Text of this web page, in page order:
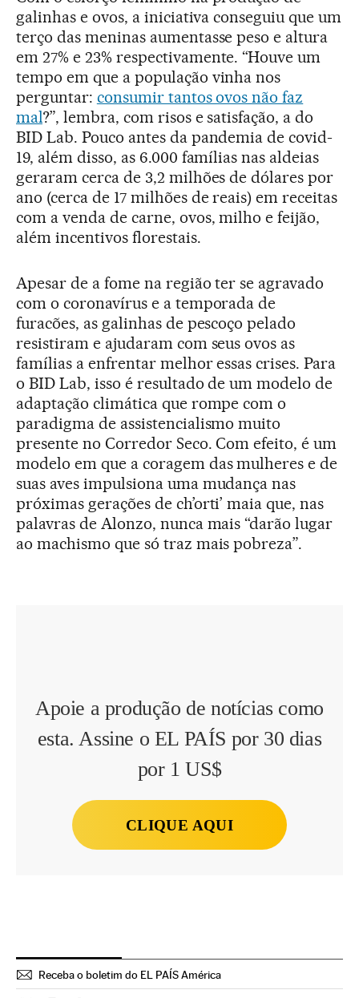
galinhas e ovos, a iniciativa conseguiu que um
terço das meninas aumentasse peso e altura
em 27% e 23% respectivamente. “Houve um
tempo em que a população vinha nos
perguntar: consumir tantos ovos não faz
mal?”, lembra, com risos e satisfação, a do
BID Lab. Pouco antes da pandemia de covid-
19, além disso, as 6.000 famílias nas aldeias
geraram cerca de 3,2 milhões de dólares por
ano (cerca de 17 milhões de reais) em receitas
com a venda de carne, ovos, milho e feijão,
além incentivos florestais.
Apesar de a fome na região ter se agravado
com o coronavírus e a temporada de
furacões, as galinhas de pescoço pelado
resistiram e ajudaram com seus ovos as
famílias a enfrentar melhor essas crises. Para
o BID Lab, isso é resultado de um modelo de
adaptação climática que rompe com o
paradigma de assistencialismo muito
presente no Corredor Seco. Com efeito, é um
modelo em que a coragem das mulheres e de
suas aves impulsiona uma mudança nas
próximas gerações de ch’orti’ maia que, nas
palavras de Alonzo, nunca mais “darão lugar
ao machismo que só traz mais pobreza”.
Apoie a produção de notícias como
esta. Assine o EL PAÍS por 30 dias
por 1 US$
CLIQUE AQUI
Receba o boletim do EL PAÍS América